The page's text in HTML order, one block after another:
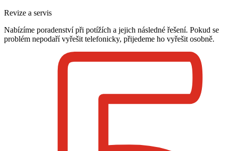
Revize a servis
Nabízíme poradenství při potížích a jejich následné řešení. Pokud se
problém nepodaří vyřešit telefonicky, přijedeme ho vyřešit osobně.